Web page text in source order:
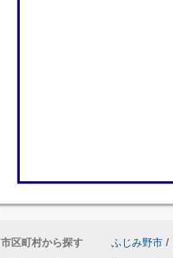
市区町村から探す ふじみ野市 /